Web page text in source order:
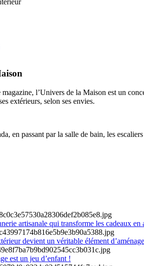
l’Univers de la Maison est un
extérieurs, selon ses envies.
en passant par la salle de bain, les
artisanale qui transforme les cadeaux en
devient un véritable élément
est un jeu d’enfant !